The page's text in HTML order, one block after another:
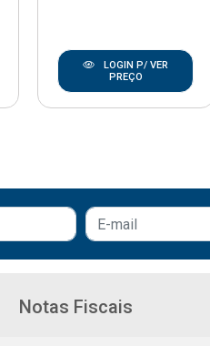
LOGIN P/ VER
PREÇO
Notas Fiscais